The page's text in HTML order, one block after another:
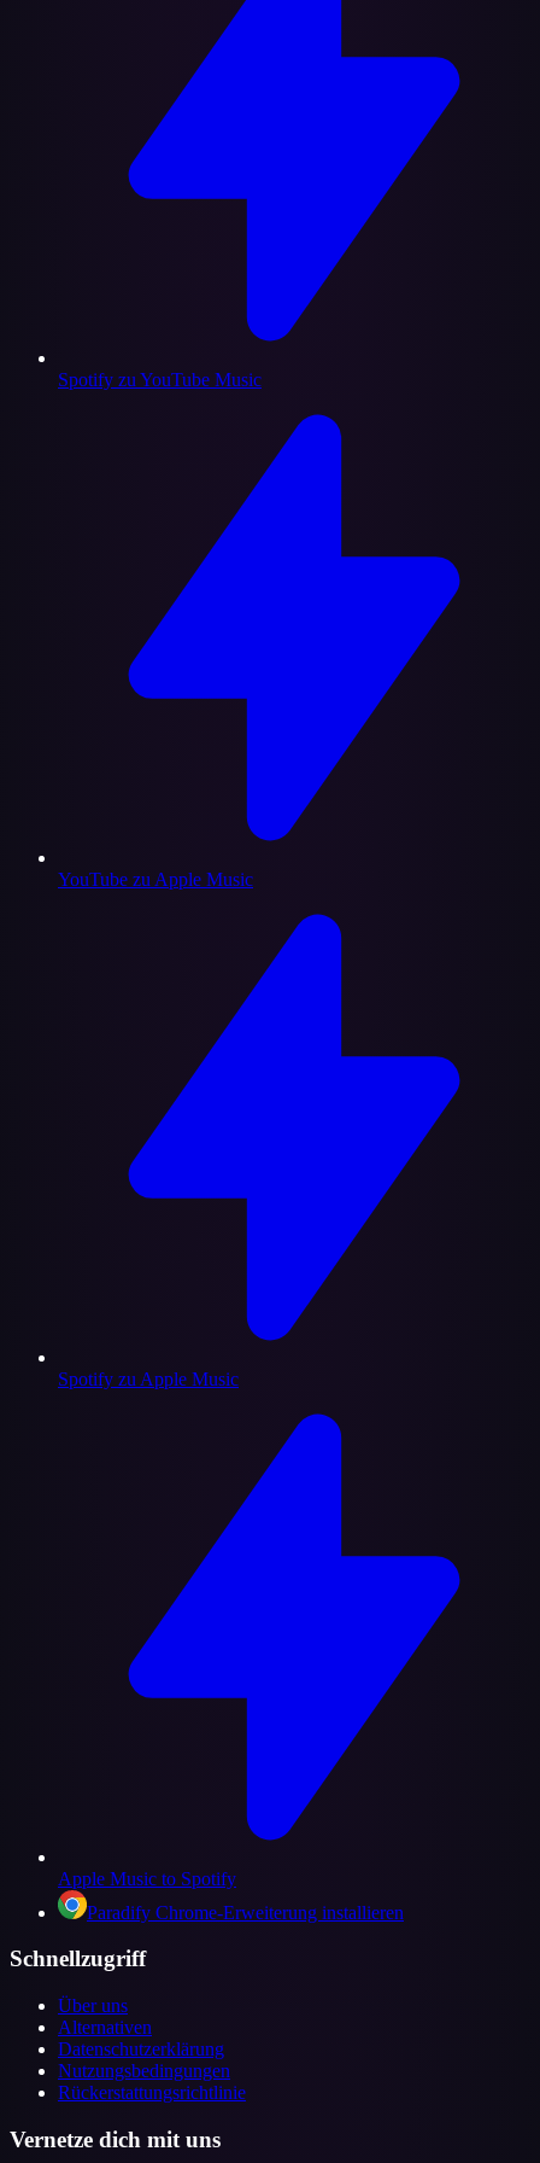
Spotify zu YouTube Music
YouTube zu Apple Music
Spotify zu Apple Music
Apple Music to Spotify
Paradify Chrome-Erweiterung installieren
Schnellzugriff
Über uns
Alternativen
Datenschutzerklärung
Nutzungsbedingungen
Rückerstattungsrichtlinie
Vernetze dich mit uns